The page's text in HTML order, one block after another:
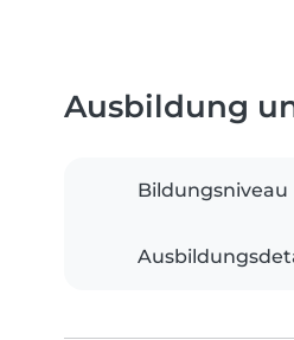
Ausbildung
Bildungsniveau